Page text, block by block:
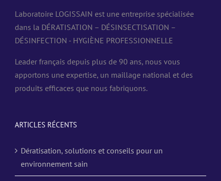
Laboratoire LOGISSAIN est une entreprise spécialisée
dans la DÉRATISATION – DÉSINSECTISATION –
DÉSINFECTION - HYGIÈNE PROFESSIONNELLE
Leader français depuis plus de 90 ans, nous vous
apportons une expertise, un maillage national et des
produits efficaces que nous fabriquons.
ARTICLES RÉCENTS
Dératisation, solutions et conseils pour un
environnement sain